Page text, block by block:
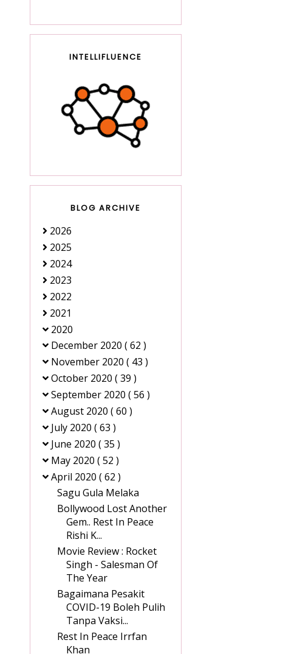
INTELLIFLUENCE
BLOG ARCHIVE
2026
2025
2024
2023
2022
2021
2020
December 2020 ( 62 )
November 2020 ( 43 )
October 2020 ( 39 )
September 2020 ( 56 )
August 2020 ( 60 )
July 2020 ( 63 )
June 2020 ( 35 )
May 2020 ( 52 )
April 2020 ( 62 )
Sagu Gula Melaka
Bollywood Lost Another
Gem.. Rest In Peace
Rishi K...
Movie Review : Rocket
Singh - Salesman Of
The Year
Bagaimana Pesakit
COVID-19 Boleh Pulih
Tanpa Vaksi...
Rest In Peace Irrfan
Khan